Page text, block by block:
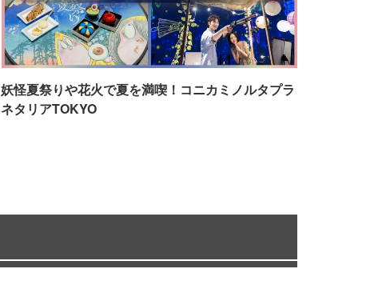
妖怪夏祭りや花火で夏を満喫！コニカミノルタプラ
ネタリアTOKYO